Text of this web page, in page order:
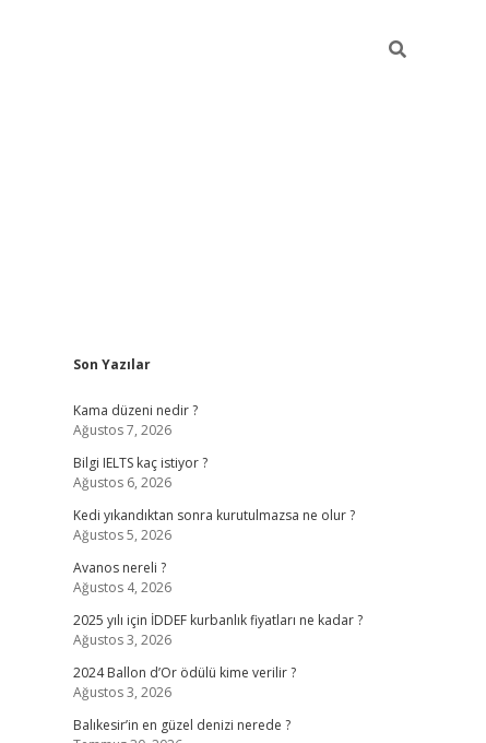
Sidebar
Son Yazılar
Kama düzeni nedir ?
Ağustos 7, 2026
Bilgi IELTS kaç istiyor ?
Ağustos 6, 2026
Kedi yıkandıktan sonra kurutulmazsa ne olur ?
Ağustos 5, 2026
Avanos nereli ?
Ağustos 4, 2026
2025 yılı için İDDEF kurbanlık fiyatları ne kadar ?
Ağustos 3, 2026
2024 Ballon d’Or ödülü kime verilir ?
Ağustos 3, 2026
Balıkesir’in en güzel denizi nerede ?
betciBetexper giriş adresi